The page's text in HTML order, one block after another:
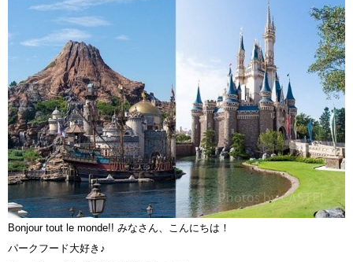
Bonjour tout le monde!! みなさん、こんにちは！
パークフード大好き♪